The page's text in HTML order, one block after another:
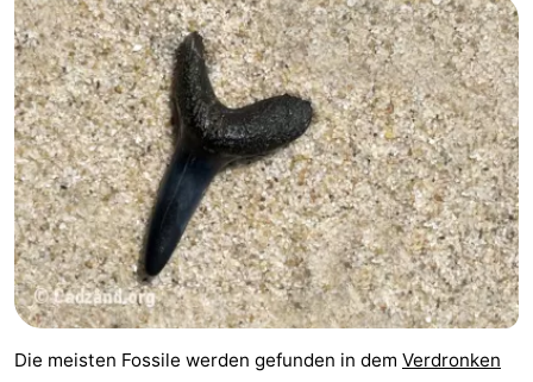
-
Veere
-
Domburg
-
Zoutelande
-
Vlissingen
-
Middelburg
Zeeuws-
Vlaanderen
-
Die meisten Fossile werden gefunden in dem Verdronken